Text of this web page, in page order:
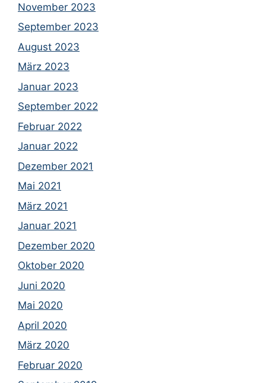
November 2023
September 2023
August 2023
März 2023
Januar 2023
September 2022
Februar 2022
Januar 2022
Dezember 2021
Mai 2021
März 2021
Januar 2021
Dezember 2020
Oktober 2020
Juni 2020
Mai 2020
April 2020
März 2020
Februar 2020